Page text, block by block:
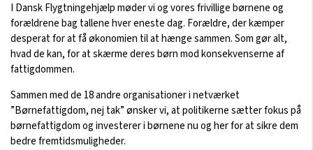
I Dansk Flygtningehjælp møder vi og vores frivillige børnene og
forældrene bag tallene hver eneste dag. Forældre, der kæmper
desperat for at få økonomien til at hænge sammen. Som gør alt,
hvad de kan, for at skærme deres børn mod konsekvenserne af
fattigdommen.
Sammen med de 18 andre organisationer i netværket
”Børnefattigdom, nej tak” ønsker vi, at politikerne sætter fokus på
børnefattigdom og investerer i børnene nu og her for at sikre dem
bedre fremtidsmuligheder.